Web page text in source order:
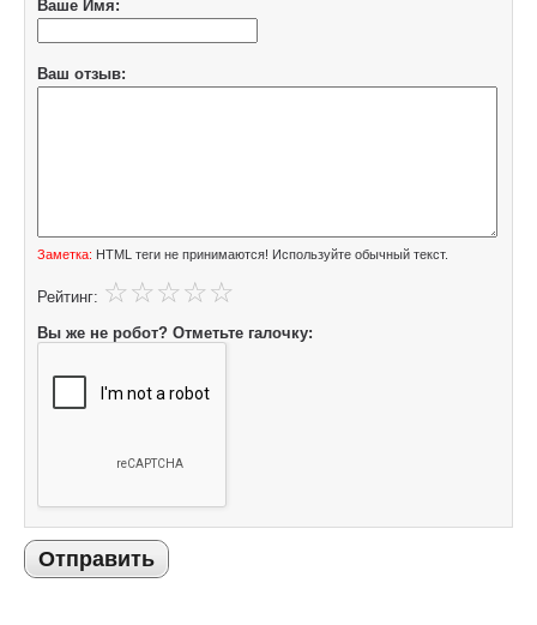
Ваше Имя:
Ваш отзыв:
Заметка: HTML теги не принимаются! Используйте обычный текст.
Рейтинг:
Вы же не робот? Отметьте галочку:
Отправить